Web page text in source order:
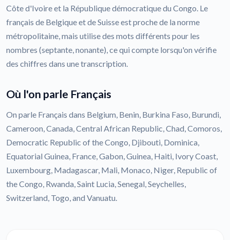
Côte d'Ivoire et la République démocratique du Congo. Le
français de Belgique et de Suisse est proche de la norme
métropolitaine, mais utilise des mots différents pour les
nombres (septante, nonante), ce qui compte lorsqu'on vérifie
des chiffres dans une transcription.
Où l'on parle Français
On parle Français dans Belgium, Benin, Burkina Faso, Burundi,
Cameroon, Canada, Central African Republic, Chad, Comoros,
Democratic Republic of the Congo, Djibouti, Dominica,
Equatorial Guinea, France, Gabon, Guinea, Haiti, Ivory Coast,
Luxembourg, Madagascar, Mali, Monaco, Niger, Republic of
the Congo, Rwanda, Saint Lucia, Senegal, Seychelles,
Switzerland, Togo, and Vanuatu.